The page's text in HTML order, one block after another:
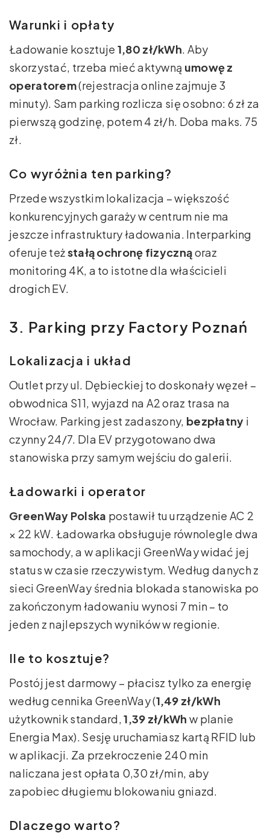
Warunki i opłaty
Ładowanie kosztuje 1,80 zł/kWh. Aby
skorzystać, trzeba mieć aktywną umowę z
operatorem(rejestracja online zajmuje 3
minuty). Sam parking rozlicza się osobno: 6 zł za
pierwszą godzinę, potem 4 zł/h. Doba maks. 75
zł.
Co wyróżnia ten parking?
Przede wszystkim lokalizacja – większość
konkurencyjnych garaży w centrum nie ma
jeszcze infrastruktury ładowania. Interparking
oferuje teżstałą ochronę fizycznąoraz
monitoring 4K, a to istotne dla właścicieli
drogich EV.
3. Parking przy Factory Poznań
Lokalizacja i układ
Outlet przy ul. Dębieckiej to doskonały węzeł –
obwodnica S11, wyjazd na A2 oraz trasa na
Wrocław. Parking jest zadaszony, bezpłatny i
czynny 24/7. Dla EV przygotowano dwa
stanowiska przy samym wejściu do galerii.
Ładowarki i operator
GreenWay Polska postawił tu urządzenie AC 2
× 22 kW. Ładowarka obsługuje równolegle dwa
samochody, a w aplikacji GreenWay widać jej
status w czasie rzeczywistym. Według danych z
sieci GreenWay średnia blokada stanowiska po
zakończonym ładowaniu wynosi 7 min – to
jeden z najlepszych wyników w regionie.
Ile to kosztuje?
Postój jest darmowy – płacisz tylko za energię
według cennika GreenWay (1,49 zł/kWh
użytkownik standard,1,39 zł/kWh w planie
Energia Max). Sesję uruchamiasz kartą RFID lub
w aplikacji. Za przekroczenie 240 min
naliczana jest opłata 0,30 zł/min, aby
zapobiec długiemu blokowaniu gniazd.
Dlaczego warto?